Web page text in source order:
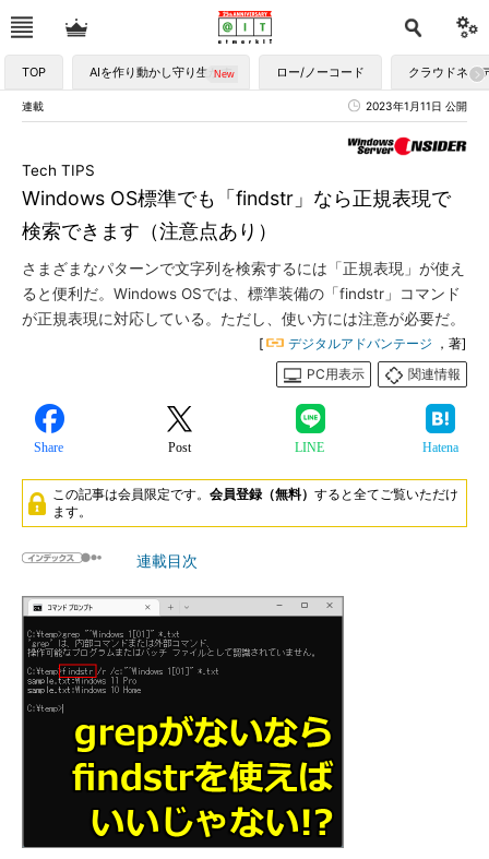
TOP AIを作り動かし守り生かす ロー/ノーコード クラウドネイ
連載 2023年1月11日 公開
Windows OS標準でも「findstr」なら正規表現で
検索できます（注意点あり）
Tech TIPS
さまざまなパターンで文字列を検索するには「正規表現」が使え
ると便利だ。Windows OSでは、標準装備の「findstr」コマンド
が正規表現に対応している。ただし、使い方には注意が必要だ。
[ デジタルアドバンテージ ，著]
PC用表示
関連情報
Share Post LINE Hatena
この記事は会員限定です。 会員登録（無料） すると全てご覧いただけ
ます。
連載目次